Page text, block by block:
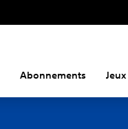
Abonnements Jeux